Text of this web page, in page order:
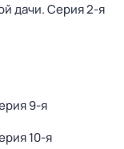
дачи. Серия 2-я
9-я
10-я